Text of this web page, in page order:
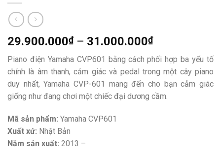
29.900.000₫ – 31.000.000₫Khoảng
giá:
từ
29.900.000₫
đến
31.000.000₫
Piano điện Yamaha CVP601 bằng cách phối hợp ba yếu tố
chính là âm thanh, cảm giác và pedal trong một cây piano
duy nhất, Yamaha CVP-601 mang đến cho bạn cảm giác
giống như đang chơi một chiếc đại dương cầm.
Mã sản phẩm: Yamaha CVP601
Xuất xứ: Nhật Bản
Năm sản xuất: 2013 –